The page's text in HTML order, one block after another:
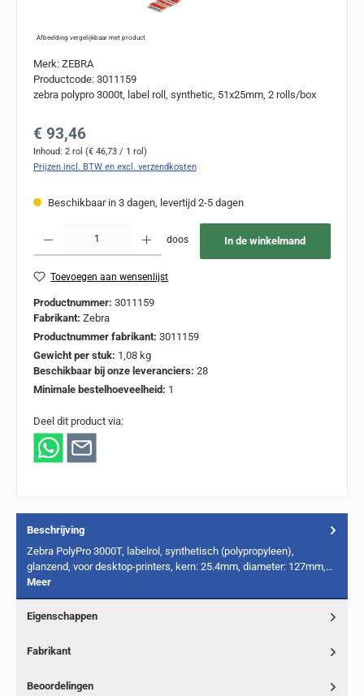
Afbeelding vergelijkbaar met product
Merk: ZEBRA
Productcode: 3011159
zebra polypro 3000t, label roll, synthetic, 51x25mm, 2 rolls/box
Normale prijs:
€ 93,46
Inhoud: 2 rol (€ 46,73 / 1 rol)
Prijzen incl. BTW en excl. verzendkosten
Beschikbaar in 3 dagen, levertijd 2-5 dagen
doos In de winkelmand
Toevoegen aan wensenlijst
Productnummer: 3011159
Fabrikant: Zebra
Productnummer fabrikant: 3011159
Gewicht per stuk: 1,08 kg
Beschikbaar bij onze leveranciers: 28
Minimale bestelhoeveelheid: 1
Deel dit product via:
Beschrijving
Zebra PolyPro 3000T, labelrol, synthetisch (polypropyleen),
glanzend, voor desktop-printers, kern: 25.4mm, diameter: 127mm,…
Meer
Eigenschappen
Fabrikant
Beoordelingen